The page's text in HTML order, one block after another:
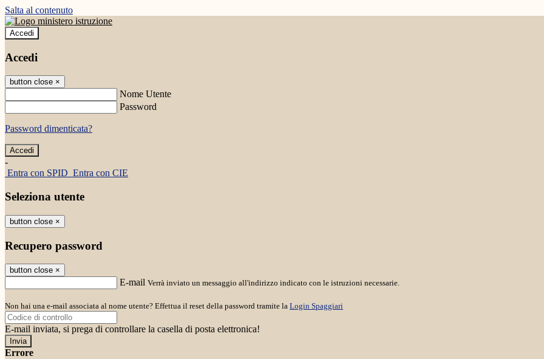
Salta al contenuto
Accedi
Accedi
button close ×
Nome Utente
Password
Password dimenticata?
-
Entra con SPID Entra con CIE
Seleziona utente
button close ×
Recupero password
button close ×
E-mail Verrà inviato un messaggio all'indirizzo indicato con le istruzioni necessarie.
Non hai una e-mail associata al nome utente? Effettua il reset della password tramite la Login Spaggiari
E-mail inviata, si prega di controllare la casella di posta elettronica!
Errore